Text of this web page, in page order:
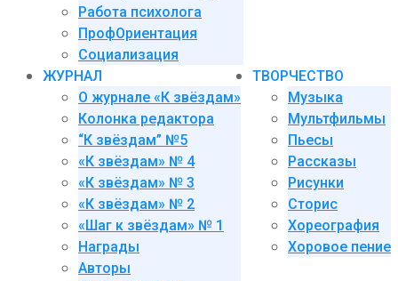
Работа психолога
ПрофОриентация
Социализация
ЖУРНАЛ
О журнале «К звёздам»
Колонка редактора
“К звёздам” №5
«К звёздам» № 4
«К звёздам» № 3
«К звёздам» № 2
«Шаг к звёздам» № 1
Награды
Авторы
ТВОРЧЕСТВО
Музыка
Мультфильмы
Пьесы
Рассказы
Рисунки
Сторис
Хореография
Хоровое пение